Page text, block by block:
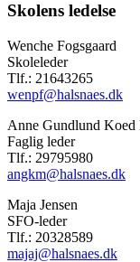
Skolens ledelse
Wenche Fogsgaard
Skoleleder
Tlf.: 21643265
wenpf@halsnaes.dk
Anne Gundlund Koed
Faglig leder
Tlf.: 29795980
angkm@halsnaes.dk
Maja Jensen
SFO-leder
Tlf.: 20328589
majaj@halsnaes.dk